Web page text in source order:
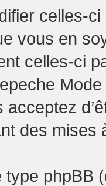
celles-
vous en
celles-ci
des mises
phpBB